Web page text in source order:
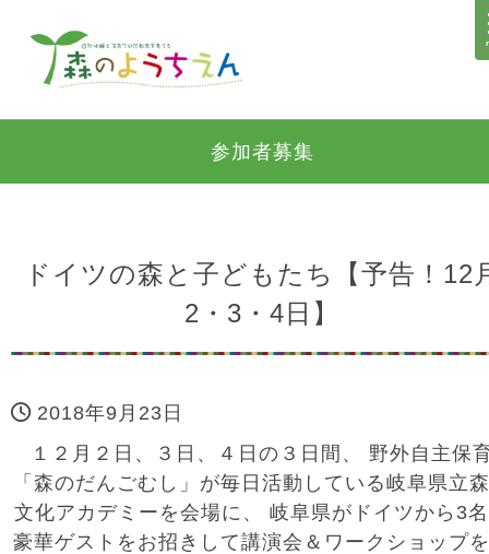
参加者募集
ドイツの森と子どもたち【予告！12
2・3・4日】
2018年9月23日
１２月２日、３日、４日の３日間、 野外自主保
「森のだんごむし」が毎日活動している岐阜県立
文化アカデミーを会場に、 岐阜県がドイツから3
豪華ゲストをお招きして講演会＆ワークショップ